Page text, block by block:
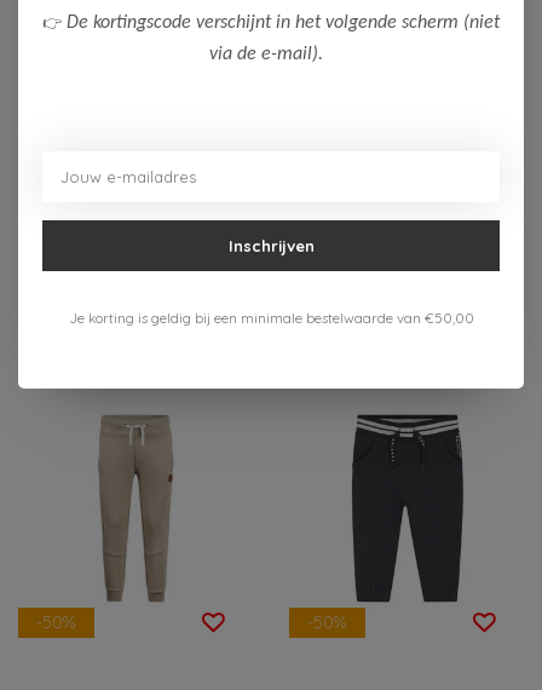
Cars Jeans Jongens
Joggingpak BRANWY
Joggingpak ORLYAN
35,00
-50% -50%
👉 De kortingscode verschijnt in het volgende scherm (niet
via de e-mail).
Inschrijven
Je korting is geldig bij een minimale bestelwaarde van €50,00